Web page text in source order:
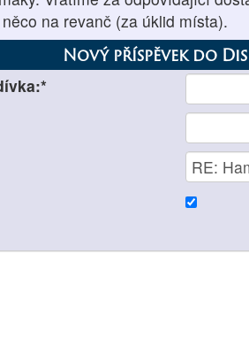
na revanč (za úklid místa).
Nový příspěvek do